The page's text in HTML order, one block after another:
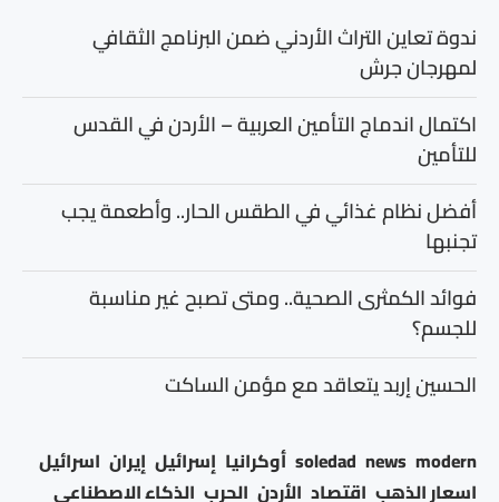
ندوة تعاين التراث الأردني ضمن البرنامج الثقافي
لمهرجان جرش
اكتمال اندماج التأمين العربية – الأردن في القدس
للتأمين
أفضل نظام غذائي في الطقس الحار.. وأطعمة يجب
تجنبها
فوائد الكمثرى الصحية.. ومتى تصبح غير مناسبة
للجسم؟
الحسين إربد يتعاقد مع مؤمن الساكت
modern
news
soledad أوكرانيا إسرائيل إيران اسرائيل
اسعار الذهب اقتصاد الأردن الحرب الذكاء الاصطناعي